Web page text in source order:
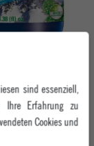
NO COLOR
€
sind essenziell,
Ihre Erfahrung zu
Cookies und